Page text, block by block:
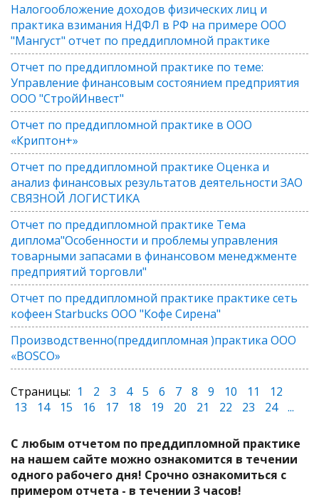
Налогообложение доходов физических лиц и
практика взимания НДФЛ в РФ на примере ООО
"Мангуст" отчет по преддипломной практике
Отчет по преддипломной практике по теме:
Управление финансовым состоянием предприятия
ООО "СтройИнвест"
Отчет по преддипломной практике в ООО
«Криптон+»
Отчет по преддипломной практике Оценка и
анализ финансовых результатов деятельности ЗАО
СВЯЗНОЙ ЛОГИСТИКА
Отчет по преддипломной практике Тема
диплома"Особенности и проблемы управления
товарными запасами в финансовом менеджменте
предприятий торговли"
Отчет по преддипломной практике практике cеть
кофеен Starbucks ООО "Кофе Сирена"
Производственно(преддипломная )практика ООО
«BOSCO»
Страницы: 1 2 3 4 5 6 7 8 9 10 11
12
13
14 15 16 17 18 19 20 21 22 23 24 ...
С любым отчетом по преддипломной практике
на нашем сайте можно ознакомится в течении
одного рабочего дня! Срочно ознакомиться с
примером отчета - в течении 3 часов!